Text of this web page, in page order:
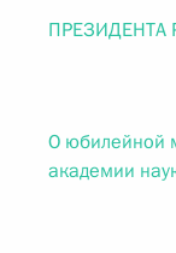
О юбилейной
академии